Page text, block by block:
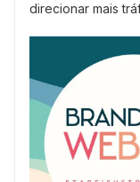
direcionar mais